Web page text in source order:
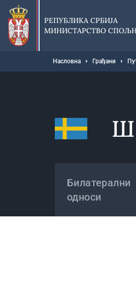
Прескочи
главни
део
садржаја
РЕПУБЛИКА СРБИЈА
МИНИСТАРСТВО
Мрвице
Насловна Грађани
Билатерални
односи